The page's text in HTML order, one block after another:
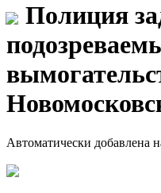
Полиция
Автоматически добавлена